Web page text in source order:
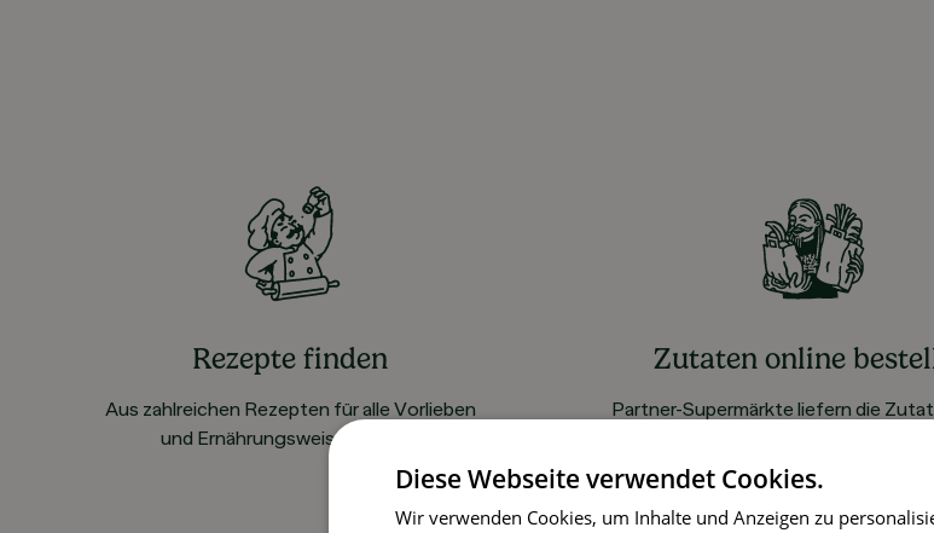
Rezepte finden
Aus zahlreichen Rezepten für alle Vorlieben
und Ernährungsweisen wählen
Zutaten online
Partner-Supermärkte liefern die
Diese Webseite verwendet Cookies.
Wir verwenden Cookies, um Inhalte und Anzeigen zu